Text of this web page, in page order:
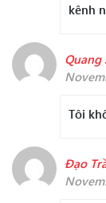
kênh
Quang
Tôi
Đạo